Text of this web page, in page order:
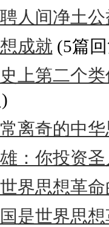
人间净土
成就(5篇
上第二个
离奇的中
：你投资
界思想革
是世界思